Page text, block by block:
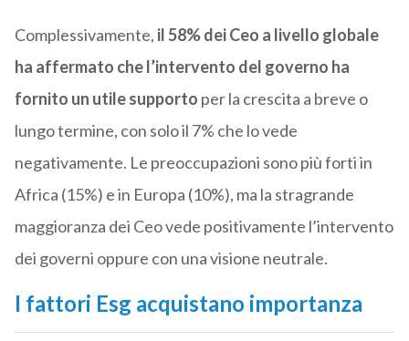
Complessivamente, il 58% dei Ceo a livello globale
ha affermato che l’intervento del governo ha
fornito un utile supporto per la crescita a breve o
lungo termine, con solo il 7% che lo vede
negativamente. Le preoccupazioni sono più forti in
Africa (15%) e in Europa (10%), ma la stragrande
maggioranza dei Ceo vede positivamente l’intervento
dei governi oppure con una visione neutrale.
I fattori Esg acquistano importanza